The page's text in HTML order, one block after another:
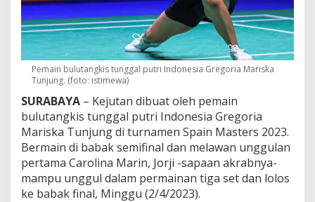
a
J
o
i
L
o
l
s
K
e
Pemain bulutangkis tunggal putri Indonesia Gregoria Mariska
Tunjung. (foto: istimewa)
SURABAYA – Kejutan dibuat oleh pemain
bulutangkis tunggal putri Indonesia Gregoria
Mariska Tunjung di turnamen Spain Masters 2023.
Bermain di babak semifinal dan melawan unggulan
pertama Carolina Marin, Jorji -sapaan akrabnya-
mampu unggul dalam permainan tiga set dan lolos
ke babak final, Minggu (2/4/2023).